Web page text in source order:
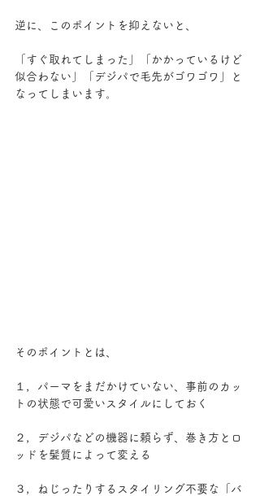
逆に、このポイントを抑えないと、
「すぐ取れてしまった」「かかっているけど
似合わない」「デジパで毛先がゴワゴワ」と
なってしまいます。
そのポイントとは、
１，パーマをまだかけていない、事前のカッ
トの状態で可愛いスタイルにしておく
２，デジパなどの機器に頼らず、巻き方とロ
ッドを髪質によって変える
３，ねじったりするスタイリング不要な「バ